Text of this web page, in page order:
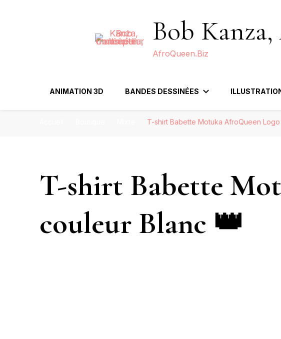
Bob
AfroQueen.Biz
ANIMATION 3D BANDES DESSINÉES
T-shirt Babette Motuka AfroQueen
T-shirt Babette
couleur Blanc 👑